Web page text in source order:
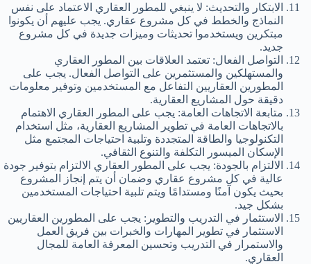
الابتكار والتحديث: لا ينبغي للمطور العقاري الاعتماد على نفس
النماذج والخطط في كل مشروع عقاري. يجب عليهم أن يكونوا
مبتكرين ويستخدموا تحديثات وميزات جديدة في كل مشروع
جديد.
التواصل الفعال: تعتمد العلاقات بين المطور العقاري
والمستهلكين والمستثمرين على التواصل الفعال. يجب على
المطورين العقاريين التفاعل مع المستخدمين وتوفير معلومات
دقيقة حول المشاريع العقارية.
متابعة الاتجاهات العامة: يجب على المطور العقاري الاهتمام
بالاتجاهات العامة في تطوير المشاريع العقارية، مثل استخدام
التكنولوجيا والطاقة المتجددة وتلبية احتياجات المجتمع مثل
الإسكان الميسور التكلفة والتنوع الثقافي.
الالتزام بالجودة: يجب على المطور العقاري الالتزام بتوفير جودة
عالية في كل مشروع عقاري وضمان أن يتم إنجاز المشروع
بحيث يكون آمنًا ومستدامًا ويتم تلبية احتياجات المستخدمين
بشكل جيد.
الاستثمار في التدريب والتطوير: يجب على المطورين العقاريين
الاستثمار في تطوير المهارات والخبرات بين فريق العمل
والاستمرار في التدريب وتحسين المعرفة العامة للمجال
العقاري.